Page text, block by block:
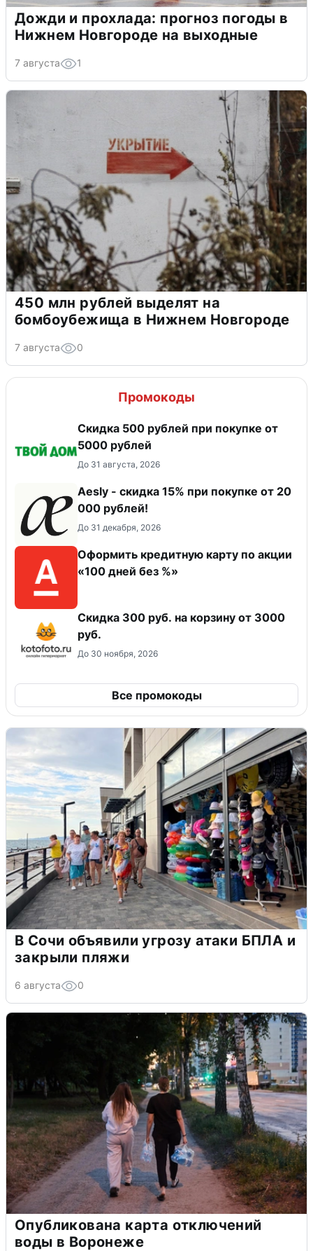
Дожди и прохлада: прогноз погоды в
Нижнем Новгороде на выходные
7 августа 1
450 млн рублей выделят на
бомбоубежища в Нижнем Новгороде
7 августа 0
Промокоды
Скидка 500 рублей при покупке от
5000 рублей
До 31 августа, 2026
Aesly - скидка 15% при покупке от 20
000 рублей!
До 31 декабря, 2026
Оформить кредитную карту по акции
«100 дней без %»
Скидка 300 руб. на корзину от 3000
руб.
До 30 ноября, 2026
Все промокоды
В Сочи объявили угрозу атаки БПЛА и
закрыли пляжи
6 августа 0
Опубликована карта отключений
воды в Воронеже